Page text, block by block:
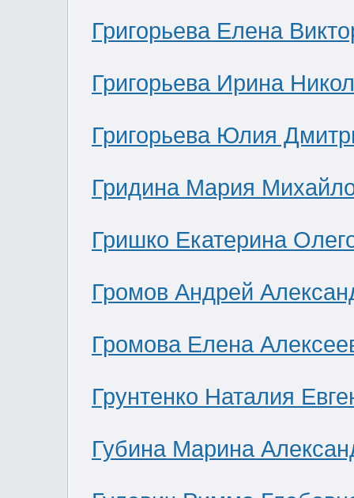
Григорьева Елена
Григорьева Ирина
Григорьева Юлия
Гридина Мария
Гришко Екатерина
Громов Андрей
Громова Елена
Грунтенко Наталия
Губина Марина